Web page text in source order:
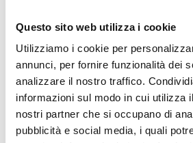
Questo sito web utilizza i cookie
Utilizziamo i cookie per
annunci, per fornire funzionalità dei
analizzare il nostro traffico.
informazioni sul modo in cui utilizza
nostri partner che si occupano di
pubblicità e social media, i quali